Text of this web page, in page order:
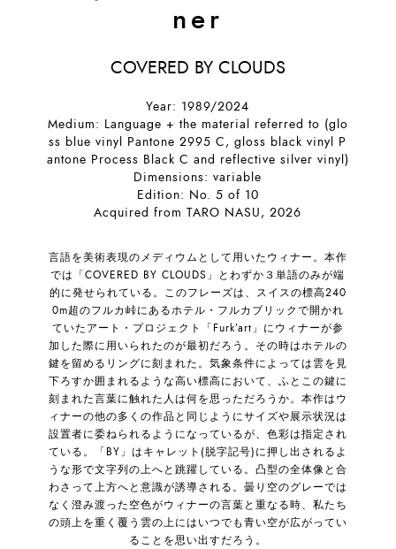
ner
COVERED BY CLOUDS
Year: 1989/2024
Medium: Language + the material referred to (glo
ss blue vinyl Pantone 2995 C, gloss black vinyl P
antone Process Black C and reflective silver vinyl)
Dimensions: variable
Edition: No. 5 of 10
Acquired from TARO NASU, 2026
言語を美術表現のメディウムとして用いたウィナー。本作
では「COVERED BY CLOUDS」とわずか３単語のみが端
的に発せられている。このフレーズは、スイスの標高240
0m超のフルカ峠にあるホテル・フルカブリックで開かれ
ていたアート・プロジェクト「Furk’art」にウィナーが参
加した際に用いられたのが最初だろう。その時はホテルの
鍵を留めるリングに刻まれた。気象条件によっては雲を見
下ろすか囲まれるような高い標高において、ふとこの鍵に
刻まれた言葉に触れた人は何を思っただろうか。本作はウ
ィナーの他の多くの作品と同じようにサイズや展示状況は
設置者に委ねられるようになっているが、色彩は指定され
ている。「BY」はキャレット(脱字記号)に押し出されるよ
うな形で文字列の上へと跳躍している。凸型の全体像と合
わさって上方へと意識が誘導される。曇り空のグレーでは
なく澄み渡った空色がウィナーの言葉と重なる時、私たち
の頭上を重く覆う雲の上にはいつでも青い空が広がってい
ることを思い出すだろう。